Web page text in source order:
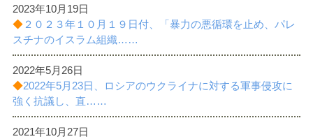
出版物
諸課題
2023年10月19日
◆ ２０２３年１０月１９日付、「暴力の悪循環を止め、パレ
スチナのイスラム組織……
2022年5月26日
◆2022年5月23日、ロシアのウクライナに対する軍事侵攻に
強く抗議し、直……
2021年10月27日